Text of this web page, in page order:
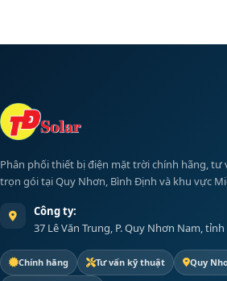
Phân phối thiết bị điện mặt trời chính hãng, tư
trọn gói tại Quy Nhơn, Bình Định và khu vực
Công ty:
37 Lê Văn Trung, P. Quy Nhơn Nam, tỉnh
Chính hãng Tư vấn kỹ thuật Quy